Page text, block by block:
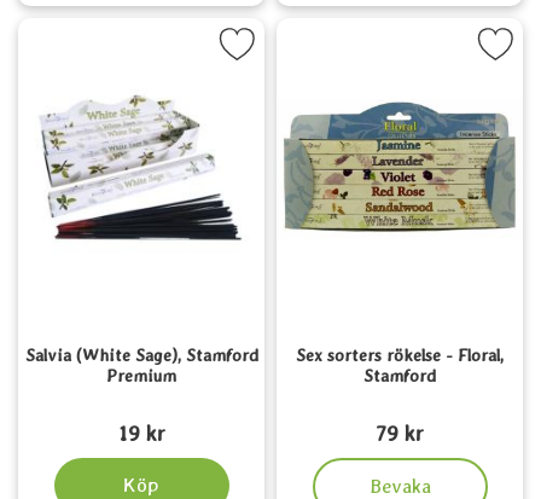
Salvia (White Sage), Stamford
Premium
19 kr
Köp
salvia (White Sage), Stamford Premium som favorit
Sex sorters rökelse - Floral,
Stamford
79 kr
Bevaka
, Sex sorters rökelse -
Markera sex sorters rökelse -